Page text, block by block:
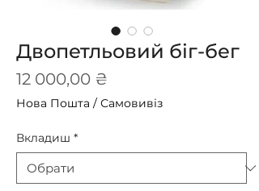
Двопетльовий біг-бег
12 000,00 ₴
Нова Пошта / Самовивіз
Вкладиш *